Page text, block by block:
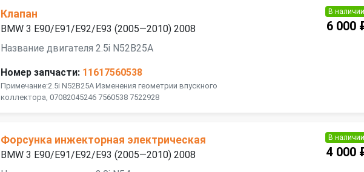
Клапан
BMW 3 E90/E91/E92/E93 (2005—2010) 2008
Название двигателя 2.5i N52B25A
Номер запчасти: 11617560538
Примечание:2.5i N52B25A Изменения геометрии впускного
коллектора, 07082045246 7560538 7522928
В наличии
6 000
Форсунка инжекторная электрическая
BMW 3 E90/E91/E92/E93 (2005—2010) 2008
В наличии
4 000